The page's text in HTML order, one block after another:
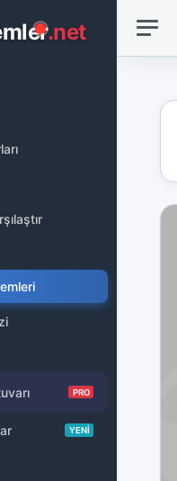
.net
PRO
YENİ